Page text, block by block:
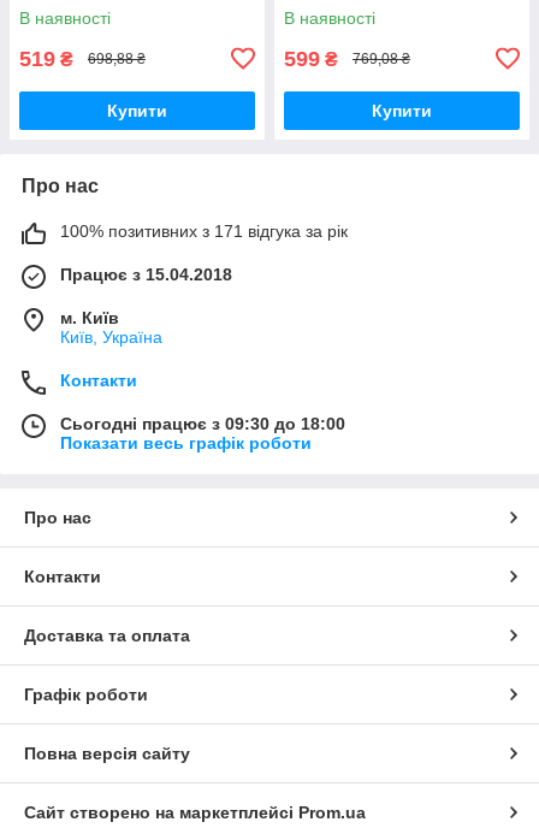
В наявності
519 ₴ 698,88 ₴
Купити
В наявності
599 ₴ 769,08 ₴
Купити
Про нас
100% позитивних з 171 відгука за рік
Працює з 15.04.2018
м. Київ
Київ, Україна
Контакти
Сьогодні працює з 09:30 до 18:00
Показати весь графік роботи
Про нас
Контакти
Доставка та оплата
Графік роботи
Повна версія сайту
Сайт створено на маркетплейсі Prom.ua